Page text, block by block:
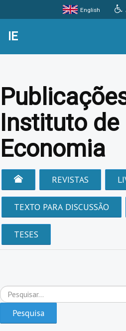
English
IE
Instituto de
Economia
REVISTAS
TEXTO PARA DISCUSSÃO
TESES
Pesquisar...
Pesquisa